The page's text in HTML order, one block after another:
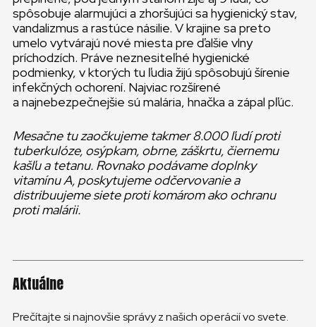
spôsobuje alarmujúci a zhoršujúci sa hygienický stav,
vandalizmus a rastúce násilie. V krajine sa preto
umelo vytvárajú nové miesta pre ďalšie vlny
príchodzích. Práve neznesiteľné hygienické
podmienky, v ktorých tu ľudia žijú spôsobujú šírenie
infekčných ochorení. Najviac rozšírené
a najnebezpečnejšie sú malária, hnačka a zápal pľúc.
Mesačne tu zaočkujeme takmer 8.000 ľudí proti
tuberkulóze, osýpkam, obrne, záškrtu, čiernemu
kašľu a tetanu. Rovnako podávame doplnky
vitamínu A, poskytujeme odčervovanie a
distribuujeme siete proti komárom ako ochranu
proti malárii.
Aktuálne
Prečítajte si najnovšie správy z našich operácií vo svete.